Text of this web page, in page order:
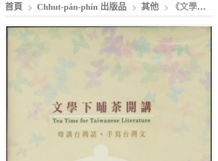
首頁 Chhut-pán-phín 出版品 其他 《文學下晡茶：當代作家談台灣文學》DVD